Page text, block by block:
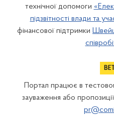
технічної допомоги
підзвітності влади та
фінансової підтримки
Портал працює в
зауваження або